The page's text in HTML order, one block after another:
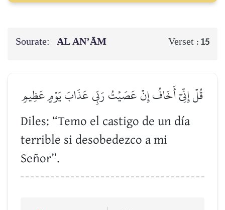
Sourate: AL AN’ĀM Verset : 15
قُلۡ إِنِّيٓ أَخَافُ إِنۡ عَصَيۡتُ رَبِّي عَذَابَ يَوۡمٍ عَظِيمٖ
Diles: “Temo el castigo de un día
terrible si desobedezco a mi
Señor”.